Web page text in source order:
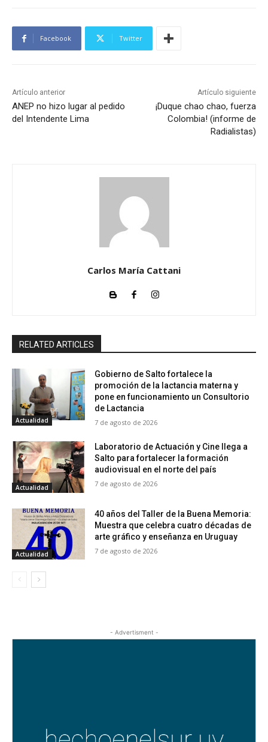
Facebook Twitter
Artículo anterior
ANEP no hizo lugar al pedido
del Intendente Lima
Artículo siguiente
¡Duque chao chao, fuerza
Colombia! (informe de
Radialistas)
Carlos María Cattani
RELATED ARTICLES
Actualidad
Gobierno de Salto fortalece la
promoción de la lactancia materna y
pone en funcionamiento un Consultorio
de Lactancia
7 de agosto de 2026
Actualidad
Laboratorio de Actuación y Cine llega a
Salto para fortalecer la formación
audiovisual en el norte del país
7 de agosto de 2026
Actualidad
40 años del Taller de la Buena Memoria:
Muestra que celebra cuatro décadas de
arte gráfico y enseñanza en Uruguay
7 de agosto de 2026
- Advertisment -